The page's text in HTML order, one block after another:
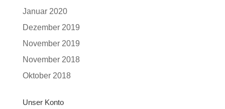
Januar 2020
Dezember 2019
November 2019
November 2018
Oktober 2018
Unser Konto